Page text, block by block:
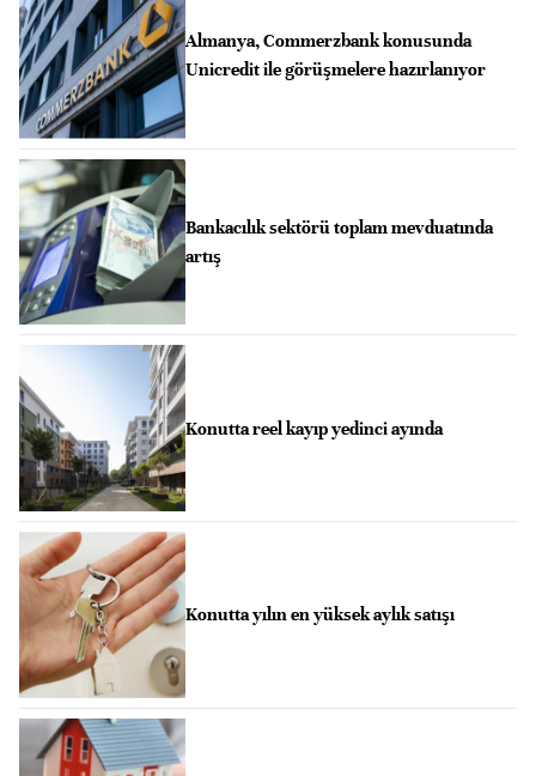
Almanya, Commerzbank konusunda
Unicredit ile görüşmelere hazırlanıyor
Bankacılık sektörü toplam mevduatında
artış
Konutta reel kayıp yedinci ayında
Konutta yılın en yüksek aylık satışı